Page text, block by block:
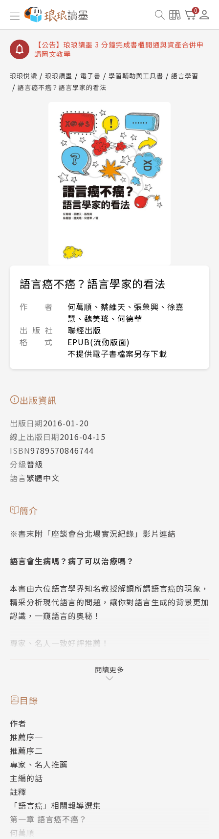
0
【公告】琅琅讀墨數位閱讀資產合併與書櫃開通申請
【公告】琅琅讀墨書櫃開通常見問題
【公告】琅琅讀墨 3 分鐘完成書櫃開通與資產合併申
請圖文教學
查詢
【公告】琅琅讀墨數位閱讀資產合併與書櫃開通申請
琅琅悅讀 琅琅讀墨 電子書 學習輔助與工具書
語言學習
語言癌不癌？語言學家的看法
語言癌不癌？語言學家的看法
作 者
何萬順、蔡維天、張榮興、徐嘉
慧、魏美瑤、何德華
出 版 社
聯經出版
格 式
EPUB(流動版面)
不提供電子書檔案另存下載
出版資訊
出版日期2016-01-20
線上出版日期2016-04-15
ISBN9789570846744
分級普級
語言繁體中文
簡介
※書末附「座談會台北場實況紀錄」影片連結
語言會生病嗎？病了可以治療嗎？
本書由六位語言學界知名教授解讀所謂語言癌的現象，
精采分析現代語言的問題，讓你對語言生成的背景更加
認識，一窺語言的奧秘！
專家、名人一致好評推薦！
「欣見語言學家能以科普提高人們對語言科學的認識，
受探索語言的樂趣。」
中央研究院院士、總統科學獎得主 李壬癸：
「相當難得，國內幾位傑出的語言學者，願意撥出時間
來談我們今日面臨的各種語言的問題，從語言學的角度
去分析和說明，提出如何更準確地運用我們日常使用的
語言，並希望能改善我們語文的表達能力。」
閱讀更多
目錄
作者
推薦序一
推薦序二
專家、名人推薦
主編的話
註釋
「語言癌」相關報導選集
第一章 語言癌不癌？
何萬順